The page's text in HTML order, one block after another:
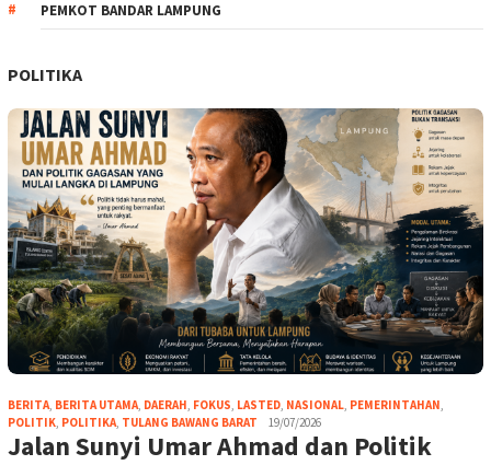
PEMKOT BANDAR LAMPUNG
POLITIKA
BERITA, BERITA UTAMA, DAERAH, FOKUS, LASTED, NASIONAL, PEMERINTAHAN,
POLITIK, POLITIKA, TULANG BAWANG BARAT 19/07/2026
Jalan Sunyi Umar Ahmad dan Politik